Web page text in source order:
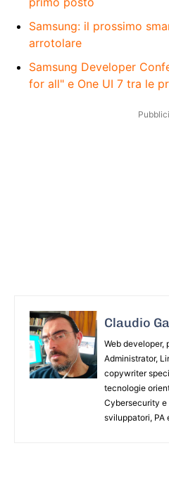
Samsung: il prossimo
arrotolare
Samsung Developer
for all" e One UI 7 tra le
Claudio
Web developer,
Administrator,
copywriter
tecnologie
Cybersecurity
sviluppatori, PA